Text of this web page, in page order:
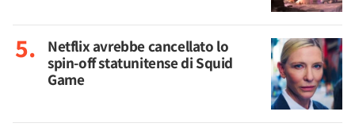
Netflix avrebbe cancellato lo
spin-off statunitense di Squid
Game